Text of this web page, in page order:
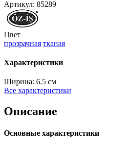
Артикул: 85289
Цвет
прозрачная тканая
Характеристики
Ширина: 6.5 см
Все характеристики
Описание
Основные характеристики